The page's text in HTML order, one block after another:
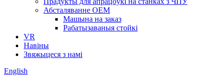
Абсталяванне OEM
Машына на заказ
Рабатызаваныя стойкі
VR
Навіны
Звяжыцеся з намі
English